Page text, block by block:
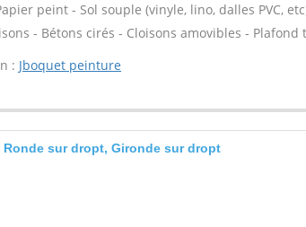
peint - Sol souple (vinyle, lino, dalles PVC,
- Bétons cirés - Cloisons amovibles - Plafond
: Jboquet peinture
sur dropt, Gironde sur dropt